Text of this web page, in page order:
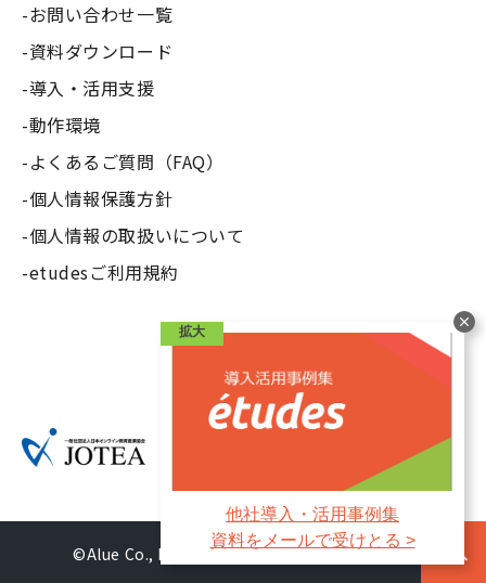
お問い合わせ一覧
資料ダウンロード
導入・活用支援
動作環境
よくあるご質問（FAQ）
個人情報保護方針
個人情報の取扱いについて
etudesご利用規約
©Alue Co., Ltd. All Rights Reserved.
拡大
他社導入・活用事例集
資料をメールで受けとる >